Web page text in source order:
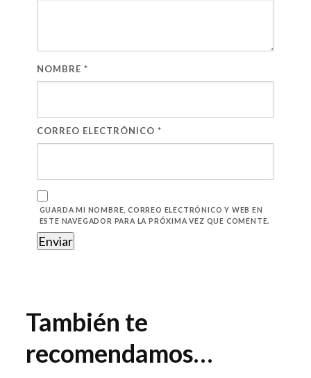
NOMBRE *
CORREO ELECTRÓNICO *
GUARDA MI NOMBRE, CORREO ELECTRÓNICO Y WEB EN
ESTE NAVEGADOR PARA LA PRÓXIMA VEZ QUE COMENTE.
También te
recomendamos…